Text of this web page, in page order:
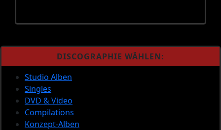
DISCOGRAPHIE WÄHLEN:
Studio Alben
Singles
DVD & Video
Compilations
Konzept-Alben